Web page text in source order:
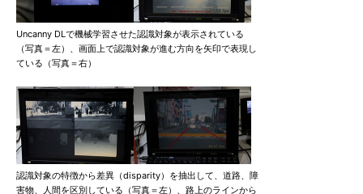
Uncanny DLで機械学習させた認識対象が表示されている
（写真＝左）、画面上で認識対象が進む方向を矢印で表現し
ている（写真＝右）
認識対象の特徴から差異（disparity）を抽出して、道路、障
害物、人間を区別している（写真＝左）、路上のラインから